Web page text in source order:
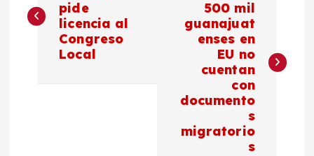
v
pide
licencia al
Congreso
Local
500 mil
guanajuat
enses en
EU no
cuentan
con
documento
s
migratorio
s